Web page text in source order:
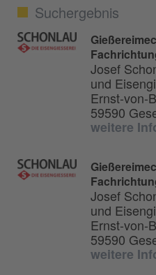
Suchergebnis
Josef
und
Ernst-von-
59590
weitere
Josef
und
Ernst-von-
59590
weitere